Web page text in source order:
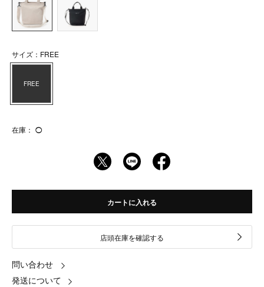
サイズ：FREE
FREE
在庫： ◯
カートに入れる
店頭在庫を確認する
問い合わせ
発送について